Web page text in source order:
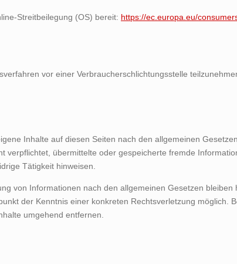
Streitbeilegung (OS) bereit: https://ec.europa.eu/
vor einer Verbraucherschlichtungsstelle
Inhalte auf diesen Seiten nach den allgemeinen
verpflichtet, übermittelte oder gespeicherte fremde
Tätigkeit hinweisen.
von Informationen nach den allgemeinen Gesetzen bleiben
der Kenntnis einer konkreten Rechtsverletzung möglich.
umgehend entfernen.